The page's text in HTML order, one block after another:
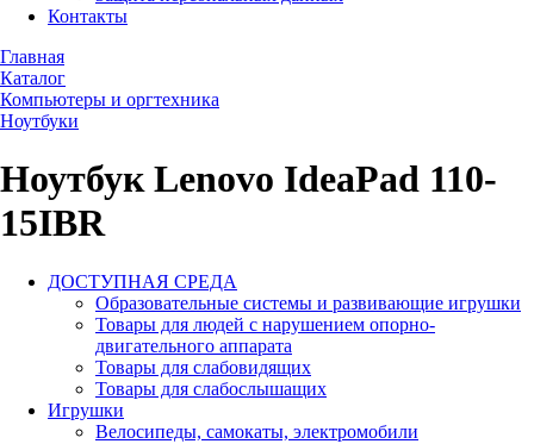
Контакты
Главная
Каталог
Компьютеры и оргтехника
Ноутбуки
Ноутбук Lenovo IdeaPad 110-
15IBR
ДОСТУПНАЯ СРЕДА
Образовательные системы и развивающие игрушки
Товары для людей с нарушением опорно-
двигательного аппарата
Товары для слабовидящих
Товары для слабослышащих
Игрушки
Велосипеды, самокаты, электромобили